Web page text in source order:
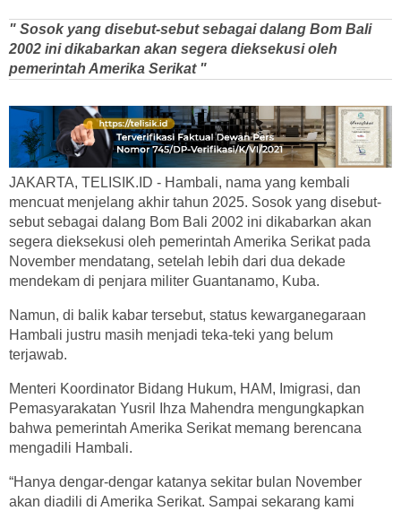
" Sosok yang disebut-sebut sebagai dalang Bom Bali
2002 ini dikabarkan akan segera dieksekusi oleh
pemerintah Amerika Serikat "
JAKARTA, TELISIK.ID - Hambali, nama yang kembali
mencuat menjelang akhir tahun 2025. Sosok yang disebut-
sebut sebagai dalang Bom Bali 2002 ini dikabarkan akan
segera dieksekusi oleh pemerintah Amerika Serikat pada
November mendatang, setelah lebih dari dua dekade
mendekam di penjara militer Guantanamo, Kuba.
Namun, di balik kabar tersebut, status kewarganegaraan
Hambali justru masih menjadi teka-teki yang belum
terjawab.
Menteri Koordinator Bidang Hukum, HAM, Imigrasi, dan
Pemasyarakatan Yusril Ihza Mahendra mengungkapkan
bahwa pemerintah Amerika Serikat memang berencana
mengadili Hambali.
“Hanya dengar-dengar katanya sekitar bulan November
akan diadili di Amerika Serikat. Sampai sekarang kami